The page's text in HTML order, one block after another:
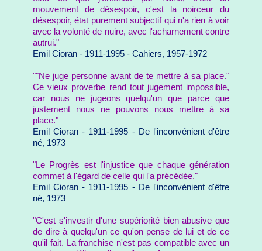
mouvement de désespoir, c'est la noirceur du
désespoir, état purement subjectif qui n'a rien à voir
avec la volonté de nuire, avec l'acharnement contre
autrui."
Emil Cioran - 1911-1995 - Cahiers, 1957-1972
""Ne juge personne avant de te mettre à sa place."
Ce vieux proverbe rend tout jugement impossible,
car nous ne jugeons quelqu'un que parce que
justement nous ne pouvons nous mettre à sa
place."
Emil Cioran - 1911-1995 - De l'inconvénient d'être
né, 1973
"Le Progrès est l'injustice que chaque génération
commet à l'égard de celle qui l'a précédée."
Emil Cioran - 1911-1995 - De l'inconvénient d'être
né, 1973
"C'est s'investir d'une supériorité bien abusive que
de dire à quelqu'un ce qu'on pense de lui et de ce
qu'il fait. La franchise n'est pas compatible avec un